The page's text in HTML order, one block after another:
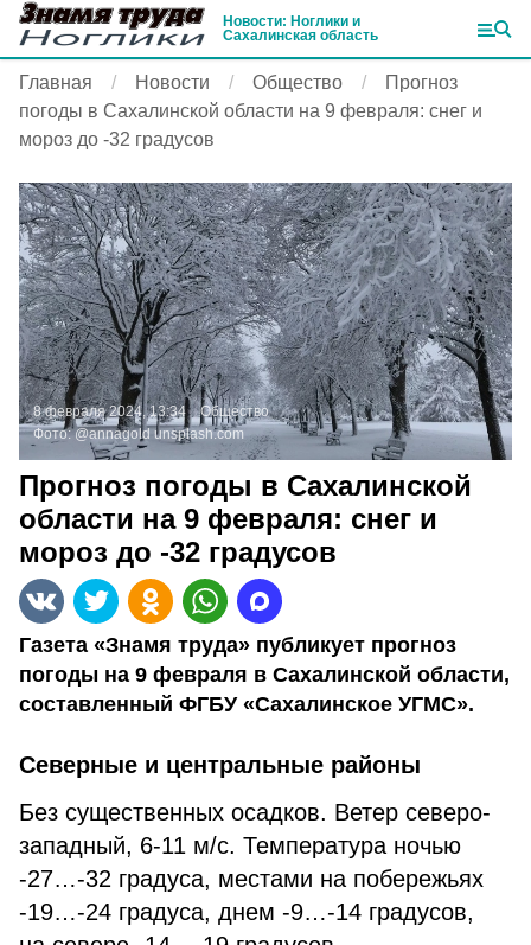
Новости: Ноглики и
Сахалинская область
Главная Новости Общество
Прогноз
погоды в Сахалинской области на 9 февраля: снег и
мороз до -32 градусов
8 февраля 2024, 13:34
Общество
Фото:@annagold unsplash.com
Прогноз погоды в Сахалинской
области на 9 февраля: снег и
мороз до -32 градусов
Газета «Знамя труда» публикует прогноз
погоды на 9 февраля в Сахалинской области,
составленный ФГБУ «Сахалинское УГМС».
Северные и центральные районы
Без существенных осадков. Ветер северо-
западный, 6-11 м/с. Температура ночью
-27…-32 градуса, местами на побережьях
-19…-24 градуса, днем -9…-14 градусов,